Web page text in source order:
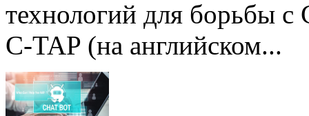
технологий для борьбы
C-TAP (на английском...